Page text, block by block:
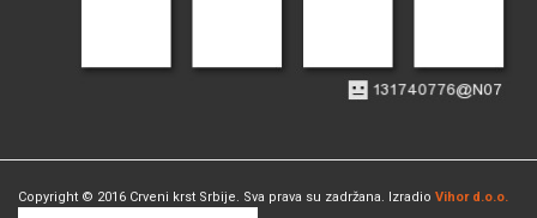
Copyright © 2016 Crveni krst Srbije. Sva prava su zadržana. Izradio Vihor d.o.o.